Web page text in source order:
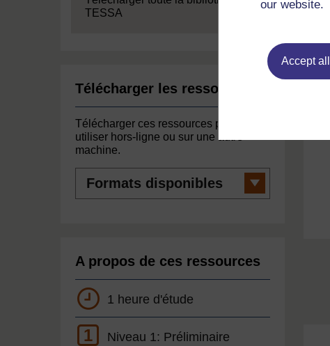
our website.
Accept
TESSA
Télécharger les ressources
Télécharger ces ressources pour les
utiliser hors-ligne ou sur une autre
machine.
disponibles
A propos de ces ressources
1 heure d'étude
1 Niveau 1: Préliminaire